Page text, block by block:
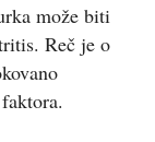
može biti
Reč je o